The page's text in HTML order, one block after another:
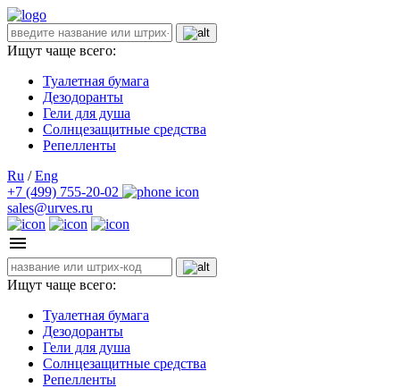
Ищут чаще всего:
Туалетная бумага
Дезодоранты
Гели для душа
Солнцезащитные средства
Репелленты
Ru / Eng
+7 (499) 755-20-02
sales@urves.ru
Ищут чаще всего:
Туалетная бумага
Дезодоранты
Гели для душа
Солнцезащитные средства
Репелленты